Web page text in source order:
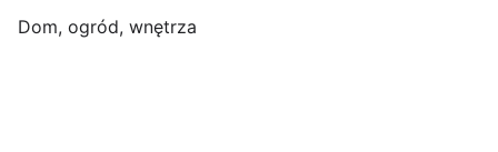
Dom, ogród, wnętrza